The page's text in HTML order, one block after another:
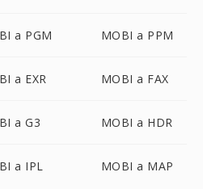
a PGM MOBI a PPM
a EXR MOBI a FAX
a G3 MOBI a HDR
a IPL MOBI a MAP